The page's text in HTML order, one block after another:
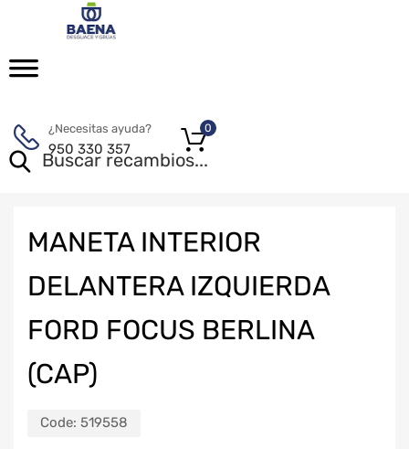
¿Necesitas ayuda?
950 330 357
0
MANETA INTERIOR
DELANTERA IZQUIERDA
FORD FOCUS BERLINA
(CAP)
Code: 519558